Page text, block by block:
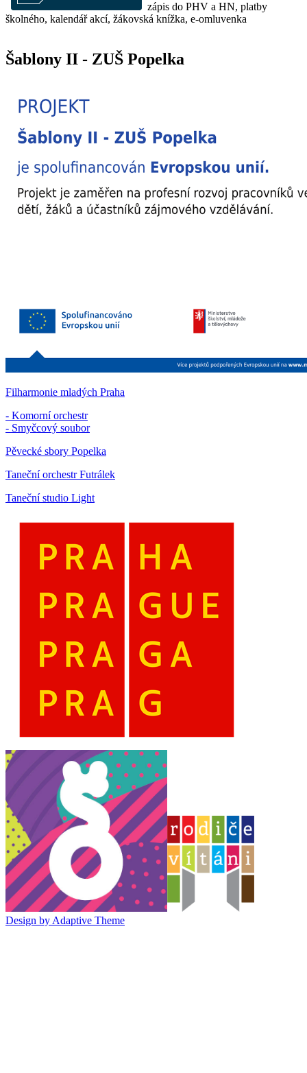
zápis do PHV a HN, platby
školného, kalendář akcí, žákovská knížka, e-omluvenka
Šablony II - ZUŠ Popelka
Filharmonie mladých Praha
- Komorní orchestr
- Smyčcový soubor
Pěvecké sbory Popelka
Taneční orchestr Futrálek
Taneční studio Light
Design by Adaptive Theme